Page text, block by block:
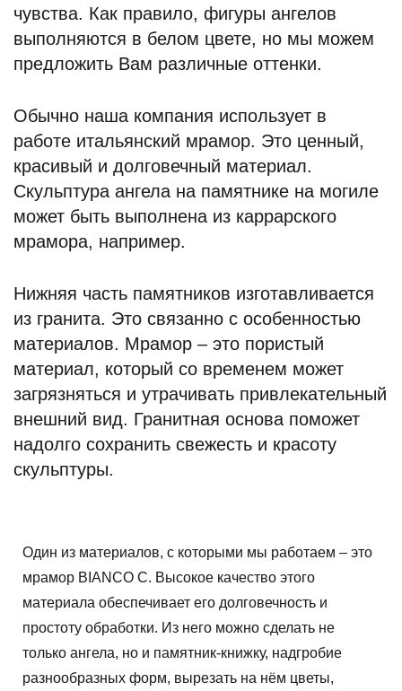
чувства. Как правило, фигуры ангелов
выполняются в белом цвете, но мы можем
предложить Вам различные оттенки.
Обычно наша компания использует в
работе итальянский мрамор. Это ценный,
красивый и долговечный материал.
Скульптура ангела на памятнике на могиле
может быть выполнена из каррарского
мрамора, например.
Нижняя часть памятников изготавливается
из гранита. Это связанно с особенностью
материалов. Мрамор – это пористый
материал, который со временем может
загрязняться и утрачивать привлекательный
внешний вид. Гранитная основа поможет
надолго сохранить свежесть и красоту
скульптуры.
Один из материалов, с которыми мы работаем – это
мрамор BIANCO C. Высокое качество этого
материала обеспечивает его долговечность и
простоту обработки. Из него можно сделать не
только ангела, но и памятник-книжку, надгробие
разнообразных форм, вырезать на нём цветы,